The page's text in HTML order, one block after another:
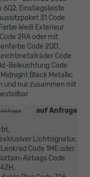
6Q2, Einstiegsleiste
31 Code
Weiß Exterieur
2RA oder mit
Code 2QD,
Code
Beleuchtung Code
Black Metallic
und nur zusammen mit
auf Anfrage
Lichtsignatur,
Code 1ME oder
Airbags Code